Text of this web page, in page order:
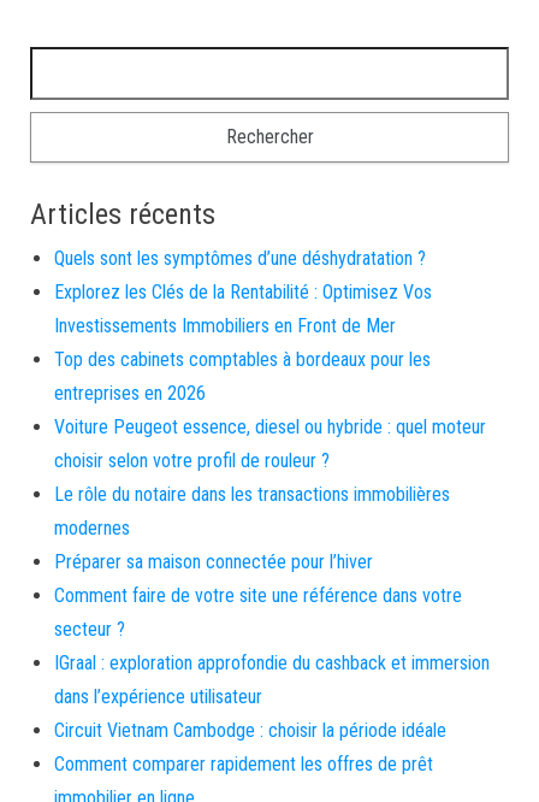
Articles récents
Quels sont les symptômes d’une déshydratation ?
Explorez les Clés de la Rentabilité : Optimisez Vos
Investissements Immobiliers en Front de Mer
Top des cabinets comptables à bordeaux pour les
entreprises en 2026
Voiture Peugeot essence, diesel ou hybride : quel moteur
choisir selon votre profil de rouleur ?
Le rôle du notaire dans les transactions immobilières
modernes
Préparer sa maison connectée pour l’hiver
Comment faire de votre site une référence dans votre
secteur ?
IGraal : exploration approfondie du cashback et immersion
dans l’expérience utilisateur
Circuit Vietnam Cambodge : choisir la période idéale
Comment comparer rapidement les offres de prêt